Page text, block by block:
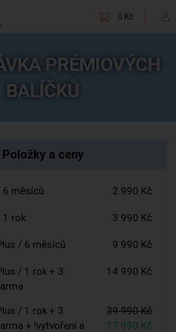
0 Kč
PRÉMIOVÝCH
BALÍČKŮ
Položky a ceny
6 měsíců 2 990 Kč
1 rok 3 990 Kč
/ 6 měsíců 9 990 Kč
/ 1 rok + 3
14 990 Kč
/ 1 rok + 3
+ !vytvoření a
39 990 Kč
17 990 Kč